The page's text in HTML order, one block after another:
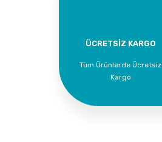
ÜCRETSİZ KARGO
Tüm Ürünlerde Ücretsiz
Kargo